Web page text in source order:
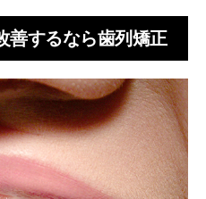
善するなら歯列矯正